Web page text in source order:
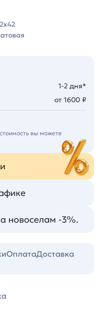
1-2 дня*
от 1600 ₽
вы можете
новоселам -3%.
ОплатаДоставка